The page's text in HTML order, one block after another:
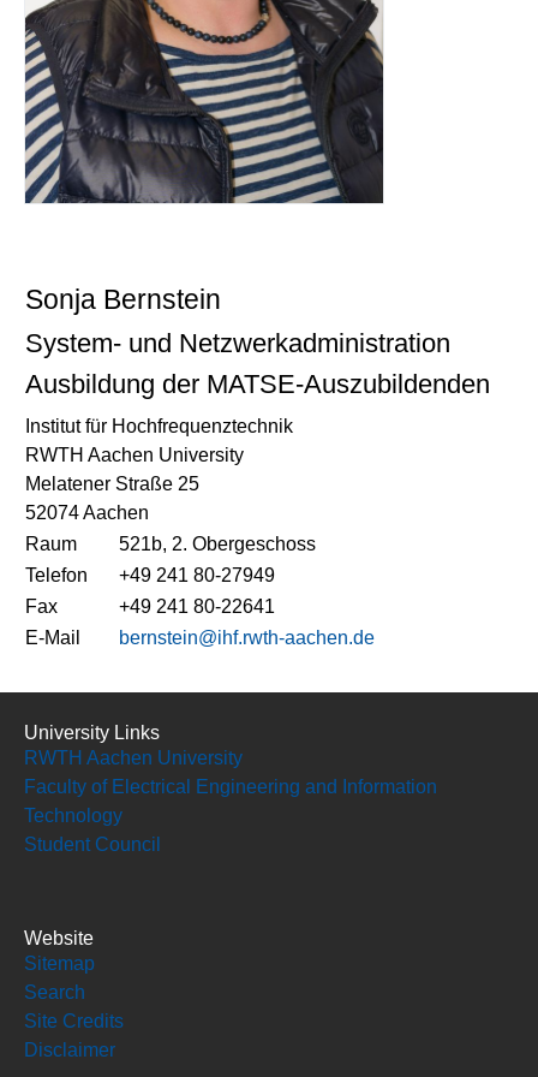
Sonja Bernstein
System- und Netzwerkadministration
Ausbildung der MATSE-Auszubildenden
Institut für Hochfrequenztechnik
RWTH Aachen University
Melatener Straße 25
52074 Aachen
Raum
521b, 2. Obergeschoss
Telefon
+49 241 80-27949
Fax
+49 241 80-22641
E-Mail
bernstein@ihf.rwth-aachen.de
University Links
RWTH Aachen University
Faculty of Electrical Engineering and Information
Technology
Student Council
Website
Sitemap
Search
Site Credits
Disclaimer